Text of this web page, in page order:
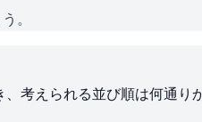
。
考えられる並び順は何通りか